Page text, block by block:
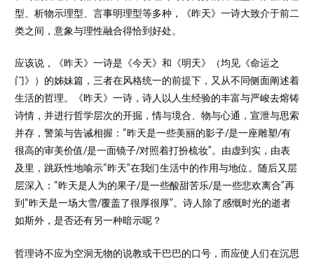
型、析物示理型、言事明理型等多种，《昨天》一诗大致介于前二
类之间，意象与理性融合得恰到好处。
应该说，《昨天》一诗是《今天》和《明天》（均见《命运之
门》）的姊妹篇，三者在风格统一的前提下，又从不同侧面阐述着
生活的哲理。《昨天》一诗，诗人以人生经验的丰富与严峻去熔铸
诗情，并进行哲学层次的开掘，情与境合、物与心通，宣泄与思索
并存，警策与告诫相握：“昨天是一些美丽的影子/是一座雕塑/有
很高的审美价值/是一面镜子/对照着打扮梳妆”。由虚到实，由表
及里，跳跃性地喻示“昨天”在我们生活中的作用与地位。随后又层
层深入：“昨天是人为的果子/是一些酸甜苦乐/是一些悲欢离合”再
到“昨天是一场大雪/覆盖了很厚很厚”。诗人除了感慨时光的逝者
如斯外，是否还有另一种暗示呢？
哲理诗不应为空洞无物的说教或干巴巴的口号，而应使人们在沉思